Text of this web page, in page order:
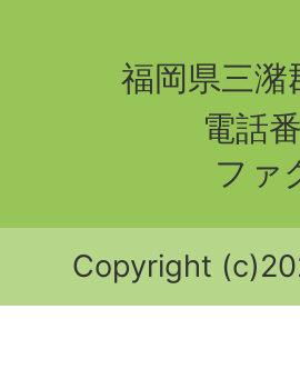
福岡県三
電話
ファ
Copyright